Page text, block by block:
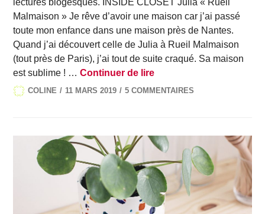
lectures blogesques. INSIDE CLOSET Julia « Rueil
Malmaison » Je rêve d’avoir une maison car j’ai passé
toute mon enfance dans une maison près de Nantes.
Quand j’ai découvert celle de Julia à Rueil Malmaison
(tout près de Paris), j’ai tout de suite craqué. Sa maison
est sublime ! …Continuer de lireVos jolis DIY, DIY #111
COLINE 11 MARS 2019 5 COMMENTAIRES